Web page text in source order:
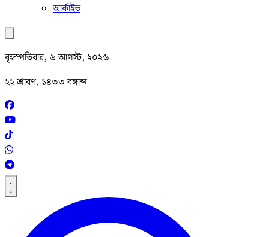
আর্কাইভ
বৃহস্পতিবার, ৬ আগস্ট, ২০২৬
২২ শ্রাবণ, ১৪৩৩ বঙ্গাব্দ